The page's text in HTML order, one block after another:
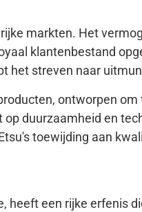
markten. Het
klantenbestand
het streven naar
ontworpen om
duurzaamheid en
toewijding aan
heeft een rijke erfenis